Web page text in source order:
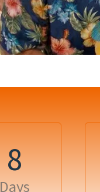
8
Days